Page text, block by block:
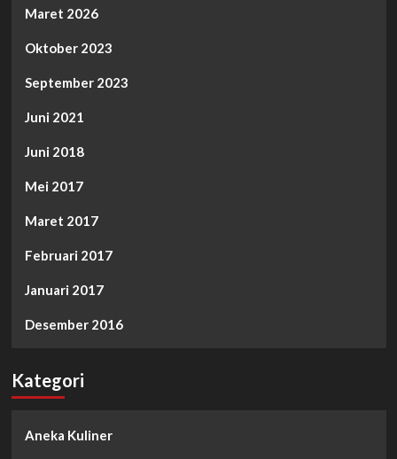
Maret 2026
Oktober 2023
September 2023
Juni 2021
Juni 2018
Mei 2017
Maret 2017
Februari 2017
Januari 2017
Desember 2016
Kategori
Aneka Kuliner